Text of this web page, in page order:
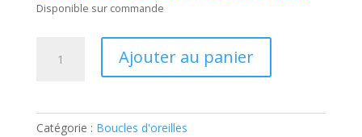
Disponible sur commande
rouges
Ajouter au panier
Catégorie : Boucles d'oreilles